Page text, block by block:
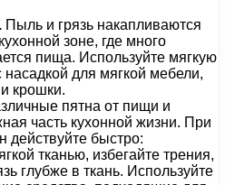
Пыль и грязь накапливаются
зоне, где много
пища. Используйте мягкую
для мягкой мебели,
крошки.
пятна от пищи и
часть кухонной жизни. При
действуйте быстро:
тканью, избегайте трения,
глубже в ткань. Используйте